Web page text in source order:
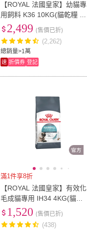
【ROYAL 法國皇家】幼貓專
用飼料 K36 10KG(貓乾糧 貓
飼料)
總銷量>1萬
2,499 (售價已折)
(2,262)
速 折價券 登記
滿1件享8折
【ROYAL 法國皇家】有效化
毛成貓專用 IH34 4KG(貓乾
糧 貓飼料)
1,520 (售價已折)
(438)